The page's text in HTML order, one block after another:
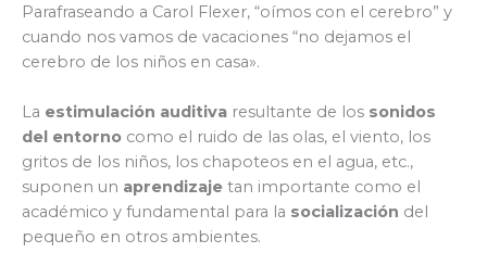
Parafraseando a Carol Flexer, “oímos con el cerebro” y
cuando nos vamos de vacaciones “no dejamos el
cerebro de los niños en casa».
La estimulación auditiva resultante de los sonidos
del entorno como el ruido de las olas, el viento, los
gritos de los niños, los chapoteos en el agua, etc.,
suponen un aprendizaje tan importante como el
académico y fundamental para la socialización del
pequeño en otros ambientes.